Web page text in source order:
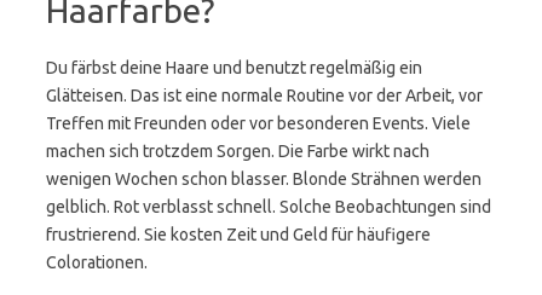
Haarfarbe?
Du färbst deine Haare und benutzt regelmäßig ein
Glätteisen. Das ist eine normale Routine vor der Arbeit, vor
Treffen mit Freunden oder vor besonderen Events. Viele
machen sich trotzdem Sorgen. Die Farbe wirkt nach
wenigen Wochen schon blasser. Blonde Strähnen werden
gelblich. Rot verblasst schnell. Solche Beobachtungen sind
frustrierend. Sie kosten Zeit und Geld für häufigere
Colorationen.